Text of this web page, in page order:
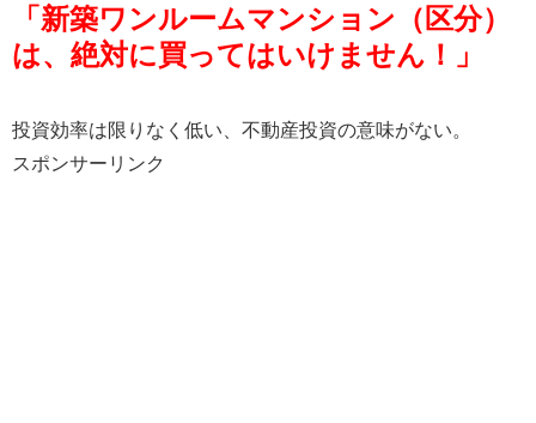
「新築ワンルームマンション（区分）
は、絶対に買ってはいけません！」
投資効率は限りなく低い、不動産投資の意味がない。
スポンサーリンク